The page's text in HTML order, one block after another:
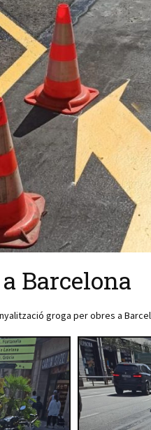
Barcelona
groga per obres a